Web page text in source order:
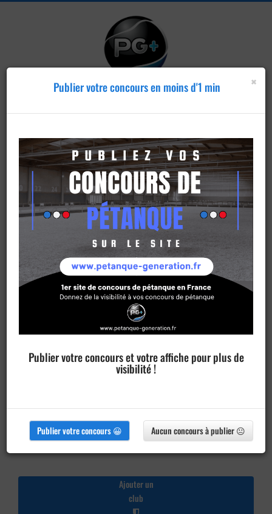
Publier un
concours
Ajouter un
club
×
Publier votre concours en moins d'1 min
Publier votre concours et votre affiche pour plus de
visibilité !
Publier votre concours 😀 Aucun concours à publier 😐